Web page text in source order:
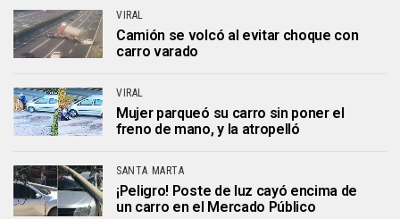
VIRAL
Camión se volcó al evitar choque con
carro varado
VIRAL
Mujer parqueó su carro sin poner el
freno de mano, y la atropelló
SANTA MARTA
¡Peligro! Poste de luz cayó encima de
un carro en el Mercado Público